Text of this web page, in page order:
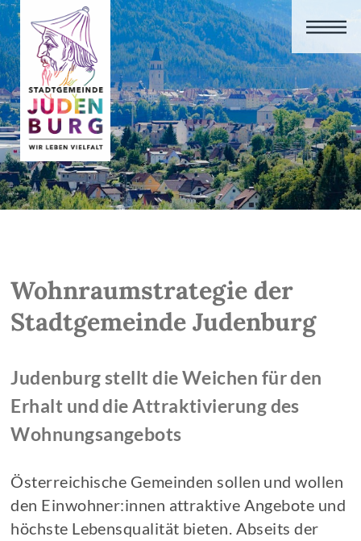
Wohnraumstrategie der
Stadtgemeinde Judenburg
Judenburg stellt die Weichen für den
Erhalt und die Attraktivierung des
Wohnungsangebots
Österreichische Gemeinden sollen und wollen
den Einwohner:innen attraktive Angebote und
höchste Lebensqualität bieten. Abseits der